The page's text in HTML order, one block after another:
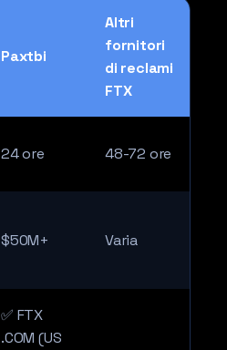
Paxtbi
Altri
fornitori
di reclami
FTX
24 ore 48-72 ore
$50M+ Varia
✅ FTX
.COM (US